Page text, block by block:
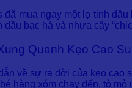
đã mua ngay một lọ tinh
bạc hà và nhựa cây
Quanh Kẹo Cao
về sự ra đời của kẹo
hàng xóm chạy đến, tò